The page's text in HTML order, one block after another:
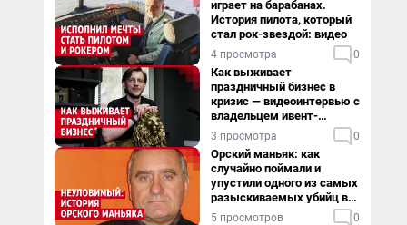
играет на барабанах.
История пилота, который
стал рок-звездой: видео
4 просмотра 0
Как выживает
праздничный бизнес в
кризис — видеоинтервью с
владельцем ивент-
агентства
3 просмотра 0
Орский маньяк: как
случайно поймали и
упустили одного из самых
разыскиваемых убийц в
России. Видео
5 просмотров 0